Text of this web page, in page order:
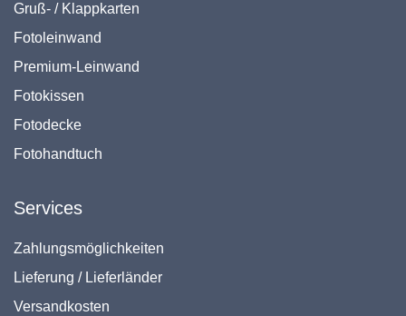
Gruß- / Klappkarten
Fotoleinwand
Premium-Leinwand
Fotokissen
Fotodecke
Fotohandtuch
Services
Zahlungsmöglichkeiten
Lieferung / Lieferländer
Versandkosten